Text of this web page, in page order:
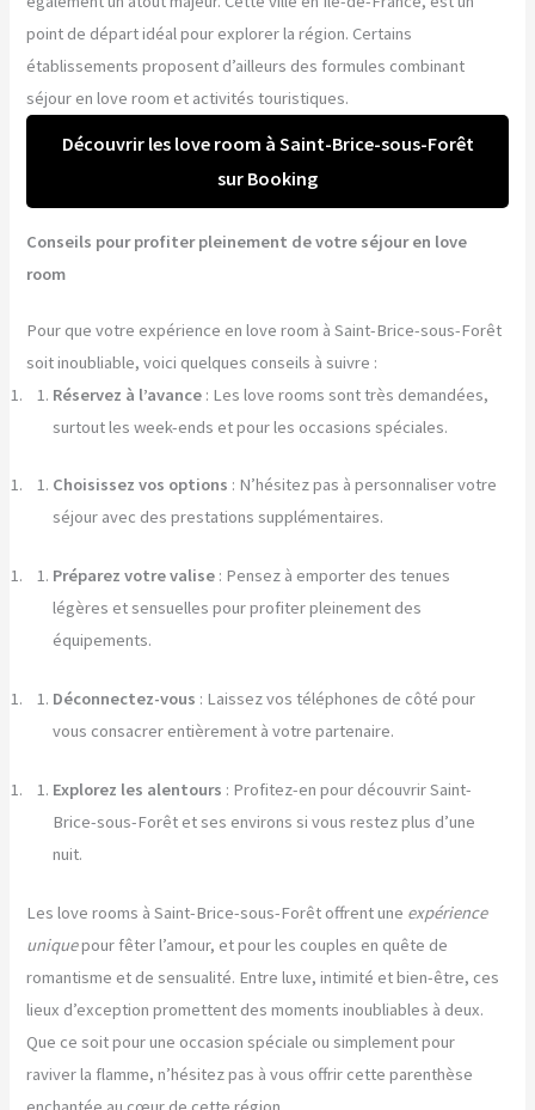
point de départ idéal pour explorer la région. Certains
établissements proposent d’ailleurs des formules combinant
séjour en love room et activités touristiques.
Découvrir les love room à Saint-Brice-sous-Forêt
sur Booking
Conseils pour profiter pleinement de votre séjour en love
room
Pour que votre expérience en love room à Saint-Brice-sous-Forêt
soit inoubliable, voici quelques conseils à suivre :
Réservez à l’avance : Les love rooms sont très demandées,
surtout les week-ends et pour les occasions spéciales.
Choisissez vos options : N’hésitez pas à personnaliser votre
séjour avec des prestations supplémentaires.
Préparez votre valise : Pensez à emporter des tenues
légères et sensuelles pour profiter pleinement des
équipements.
Déconnectez-vous : Laissez vos téléphones de côté pour
vous consacrer entièrement à votre partenaire.
Explorez les alentours : Profitez-en pour découvrir Saint-
Brice-sous-Forêt et ses environs si vous restez plus d’une
nuit.
Les love rooms à Saint-Brice-sous-Forêt offrent une expérience
uniquepour fêter l’amour, et pour les couples en quête de
romantisme et de sensualité. Entre luxe, intimité et bien-être, ces
lieux d’exception promettent des moments inoubliables à deux.
Que ce soit pour une occasion spéciale ou simplement pour
raviver la flamme, n’hésitez pas à vous offrir cette parenthèse